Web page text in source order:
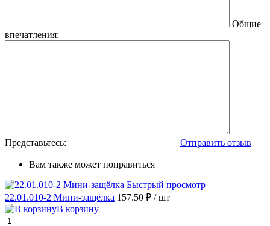
Общие
впечатления:
Представьтесь: Отправить отзыв
Вам также может понравиться
Быстрый просмотр
22.01.010-2 Мини-защёлка 157.50 ₽ / шт
В корзину